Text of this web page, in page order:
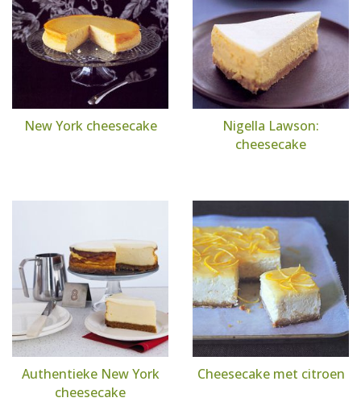
New York cheesecake
Nigella Lawson:
cheesecake
Authentieke New York
cheesecake
Cheesecake met citroen